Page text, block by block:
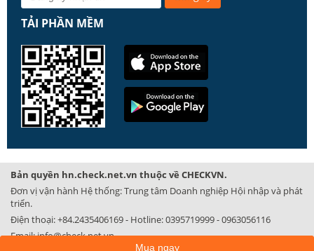
TẢI PHẦN MỀM
Bản quyền hn.check.net.vn thuộc về CHECKVN.
Đơn vị vận hành Hệ thống: Trung tâm Doanh nghiệp Hội nhập và phát
triển.
Điện thoại:+84.2435406169- Hotline:0395719999-0963056116
Email:info@check.net.vn